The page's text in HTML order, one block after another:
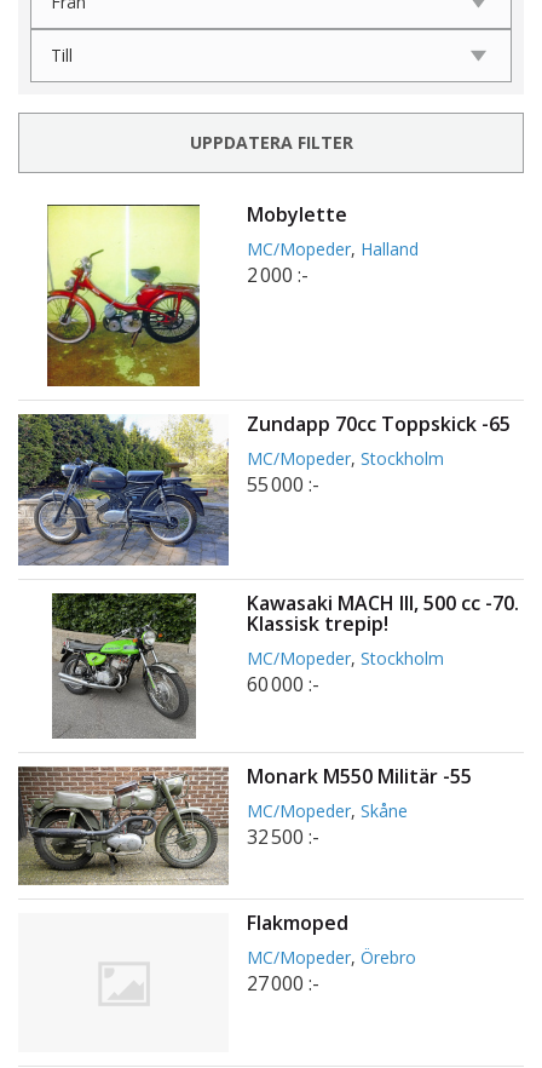
UPPDATERA FILTER
Mobylette
MC/Mopeder, Halland
2 000 :-
Zundapp 70cc Toppskick -65
MC/Mopeder,Stockholm
55 000 :-
Kawasaki MACH III, 500 cc -70.
Klassisk trepip!
MC/Mopeder,Stockholm
60 000 :-
Monark M550 Militär -55
MC/Mopeder,Skåne
32 500 :-
Flakmoped
MC/Mopeder,Örebro
27 000 :-